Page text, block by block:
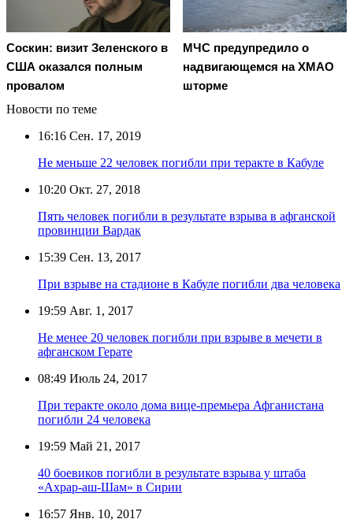
Соскин: визит Зеленского в
США оказался полным
провалом
МЧС предупредило о
надвигающемся на ХМАО
шторме
Новости по теме
16:16 Сен. 17, 2019
Не меньше 22 человек погибли при теракте в Кабуле
10:20 Окт. 27, 2018
Пять человек погибли в результате взрыва в афганской
провинции Вардак
15:39 Сен. 13, 2017
При взрыве на стадионе в Кабуле погибли два человека
19:59 Авг. 1, 2017
Не менее 20 человек погибли при взрыве в мечети в
афганском Герате
08:49 Июль 24, 2017
При теракте около дома вице-премьера Афганистана
погибли 24 человека
19:59 Май 21, 2017
40 боевиков погибли в результате взрыва у штаба
«Ахрар-аш-Шам» в Сирии
16:57 Янв. 10, 2017